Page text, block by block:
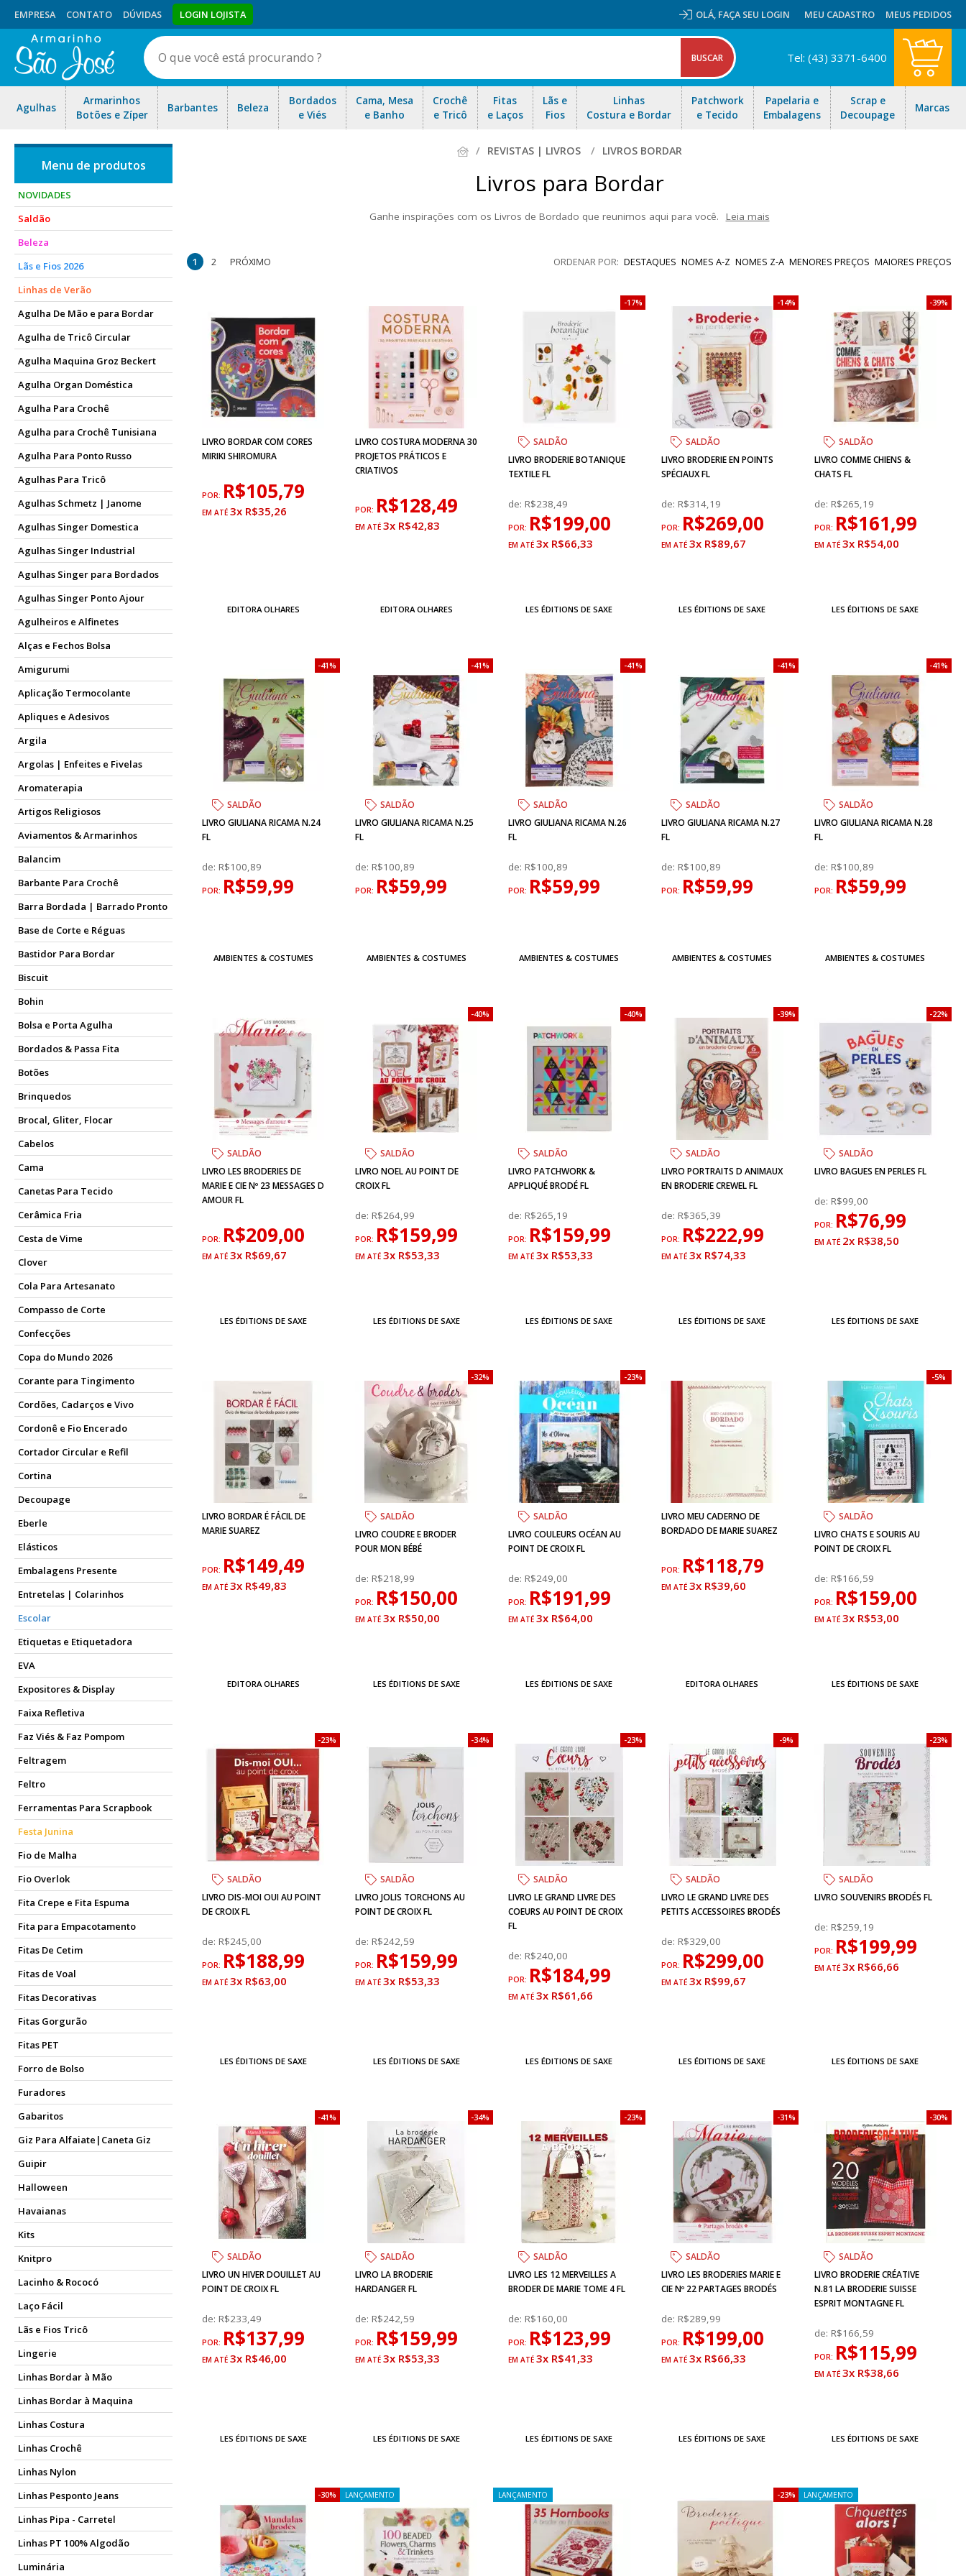
OLÁ, FAÇA SEU LOGIN
EMPRESA CONTATO DÚVIDAS LOGIN LOJISTA MEU CADASTRO MEUS PEDIDOS
Agulhas
Armarinhos
Botões e Zíper
Barbantes Beleza
Bordados
e Viés
Cama, Mesa
e Banho
Crochê
e Tricô
Fitas
e Laços
Lãs e
Fios
Linhas
Costura e Bordar
Patchwork
e Tecido
Papelaria e
Embalagens
Scrap e
Decoupage
Marcas
Tel: (43) 3371-6400
NOVIDADES
Saldão
Beleza
Lãs e Fios 2026
Linhas de Verão
Agulha De Mão e para Bordar
Agulha de Tricô Circular
Agulha Maquina Groz Beckert
Agulha Organ Doméstica
Agulha Para Crochê
Agulha para Crochê Tunisiana
Agulha Para Ponto Russo
Agulhas Para Tricô
Agulhas Schmetz | Janome
Agulhas Singer Domestica
Agulhas Singer Industrial
Agulhas Singer para Bordados
Agulhas Singer Ponto Ajour
Agulheiros e Alfinetes
Alças e Fechos Bolsa
Amigurumi
Aplicação Termocolante
Apliques e Adesivos
Argila
Argolas | Enfeites e Fivelas
Aromaterapia
Artigos Religiosos
Aviamentos & Armarinhos
Balancim
Barbante Para Crochê
Barra Bordada | Barrado Pronto
Base de Corte e Réguas
Bastidor Para Bordar
Biscuit
Bohin
Bolsa e Porta Agulha
Bordados & Passa Fita
Botões
Brinquedos
Brocal, Gliter, Flocar
Cabelos
Cama
Canetas Para Tecido
Cerâmica Fria
Cesta de Vime
Clover
Cola Para Artesanato
Compasso de Corte
Confecções
Copa do Mundo 2026
Corante para Tingimento
Cordões, Cadarços e Vivo
Cordonê e Fio Encerado
Cortador Circular e Refil
Cortina
Decoupage
Eberle
Elásticos
Embalagens Presente
Entretelas | Colarinhos
Escolar
Etiquetas e Etiquetadora
EVA
Expositores & Display
Faixa Refletiva
Faz Viés & Faz Pompom
Feltragem
Feltro
Ferramentas Para Scrapbook
Festa Junina
Fio de Malha
Fio Overlok
Fita Crepe e Fita Espuma
Fita para Empacotamento
Fitas De Cetim
Fitas de Voal
Fitas Decorativas
Fitas Gorgurão
Fitas PET
Forro de Bolso
Furadores
Gabaritos
Giz Para Alfaiate|Caneta Giz
Guipir
Halloween
Havaianas
Kits
Knitpro
Lacinho & Rococó
Laço Fácil
Lãs e Fios Tricô
Lingerie
Linhas Bordar à Mão
Linhas Bordar à Maquina
Linhas Costura
Linhas Crochê
Linhas Nylon
Linhas Pesponto Jeans
Linhas Pipa - Carretel
Linhas PT 100% Algodão
Luminária
REVISTAS | LIVROS LIVROS BORDAR
Livros para Bordar
Ganhe inspirações com os Livros de Bordado que reunimos aqui para você.
Leia mais
DESTAQUES NOMES A-Z NOMES Z-A MENORES PREÇOS MAIORES PREÇOS
1 2 PRÓXIMO
LIVRO BORDAR COM CORES
MIRIKI SHIROMURA
POR: R$105,79
3x R$35,26
EDITORA OLHARES
LIVRO COSTURA MODERNA 30
PROJETOS PRÁTICOS E
CRIATIVOS
POR: R$128,49
3x R$42,83
EDITORA OLHARES
SALDÃO
LIVRO BRODERIE BOTANIQUE
TEXTILE FL
de: R$238,49
POR: R$199,00
3x R$66,33
17%
LES ÉDITIONS DE SAXE
SALDÃO
LIVRO BRODERIE EN POINTS
SPÉCIAUX FL
de: R$314,19
POR: R$269,00
3x R$89,67
14%
LES ÉDITIONS DE SAXE
SALDÃO
LIVRO COMME CHIENS &
CHATS FL
de: R$265,19
POR: R$161,99
3x R$54,00
39%
LES ÉDITIONS DE SAXE
SALDÃO
LIVRO GIULIANA RICAMA N.24
FL
de:R$100,89
POR: R$59,99
41%
AMBIENTES & COSTUMES
SALDÃO
LIVRO GIULIANA RICAMA N.25
FL
de:R$100,89
POR: R$59,99
41%
AMBIENTES & COSTUMES
SALDÃO
LIVRO GIULIANA RICAMA N.26
FL
de: R$100,89
POR: R$59,99
41%
AMBIENTES & COSTUMES
SALDÃO
LIVRO GIULIANA RICAMA N.27
FL
de: R$100,89
POR: R$59,99
41%
AMBIENTES & COSTUMES
SALDÃO
LIVRO GIULIANA RICAMA N.28
FL
de: R$100,89
POR: R$59,99
41%
AMBIENTES & COSTUMES
SALDÃO
LIVRO LES BRODERIES DE
MARIE E CIE Nº 23 MESSAGES D
AMOUR FL
POR: R$209,00
3x R$69,67
LES ÉDITIONS DE SAXE
SALDÃO
LIVRO NOEL AU POINT DE
CROIX FL
de:R$264,99
POR: R$159,99
3x R$53,33
40%
LES ÉDITIONS DE SAXE
SALDÃO
LIVRO PATCHWORK &
APPLIQUÉ BRODÉ FL
de: R$265,19
POR: R$159,99
3x R$53,33
40%
LES ÉDITIONS DE SAXE
SALDÃO
LIVRO PORTRAITS D ANIMAUX
EN BRODERIE CREWEL FL
de: R$365,39
POR: R$222,99
3x R$74,33
39%
LES ÉDITIONS DE SAXE
SALDÃO
LIVRO BAGUES EN PERLES FL
de: R$99,00
POR: R$76,99
2x R$38,50
22%
LES ÉDITIONS DE SAXE
LIVRO BORDAR É FÁCIL DE
MARIE SUAREZ
POR: R$149,49
3x R$49,83
EDITORA OLHARES
SALDÃO
LIVRO COUDRE E BRODER
POUR MON BÉBÉ
de:R$218,99
POR: R$150,00
3x R$50,00
32%
LES ÉDITIONS DE SAXE
SALDÃO
LIVRO COULEURS OCÉAN AU
POINT DE CROIX FL
de: R$249,00
POR: R$191,99
3x R$64,00
23%
LES ÉDITIONS DE SAXE
LIVRO MEU CADERNO DE
BORDADO DE MARIE SUAREZ
POR: R$118,79
3x R$39,60
EDITORA OLHARES
SALDÃO
LIVRO CHATS E SOURIS AU
POINT DE CROIX FL
de: R$166,59
POR: R$159,00
3x R$53,00
5%
LES ÉDITIONS DE SAXE
SALDÃO
LIVRO DIS-MOI OUI AU POINT
DE CROIX FL
de:R$245,00
POR: R$188,99
3x R$63,00
23%
LES ÉDITIONS DE SAXE
SALDÃO
LIVRO JOLIS TORCHONS AU
POINT DE CROIX FL
de:R$242,59
POR: R$159,99
3x R$53,33
34%
LES ÉDITIONS DE SAXE
SALDÃO
LIVRO LE GRAND LIVRE DES
COEURS AU POINT DE CROIX
FL
de: R$240,00
POR: R$184,99
3x R$61,66
23%
LES ÉDITIONS DE SAXE
SALDÃO
LIVRO LE GRAND LIVRE DES
PETITS ACCESSOIRES BRODÉS
de: R$329,00
POR: R$299,00
3x R$99,67
9%
LES ÉDITIONS DE SAXE
SALDÃO
LIVRO SOUVENIRS BRODÉS FL
de: R$259,19
POR: R$199,99
3x R$66,66
23%
LES ÉDITIONS DE SAXE
SALDÃO
LIVRO UN HIVER DOUILLET AU
POINT DE CROIX FL
de:R$233,49
POR: R$137,99
3x R$46,00
41%
LES ÉDITIONS DE SAXE
SALDÃO
LIVRO LA BRODERIE
HARDANGER FL
de:R$242,59
POR: R$159,99
3x R$53,33
34%
LES ÉDITIONS DE SAXE
SALDÃO
LIVRO LES 12 MERVEILLES A
BRODER DE MARIE TOME 4 FL
de: R$160,00
POR: R$123,99
3x R$41,33
23%
LES ÉDITIONS DE SAXE
SALDÃO
LIVRO LES BRODERIES MARIE E
CIE Nº 22 PARTAGES BRODÉS
de: R$289,99
POR: R$199,00
3x R$66,33
31%
LES ÉDITIONS DE SAXE
SALDÃO
LIVRO BRODERIE CRÉATIVE
N.81 LA BRODERIE SUISSE
ESPRIT MONTAGNE FL
de: R$166,59
POR: R$115,99
3x R$38,66
30%
LES ÉDITIONS DE SAXE
30% LANÇAMENTO LANÇAMENTO 23% LANÇAMENTO